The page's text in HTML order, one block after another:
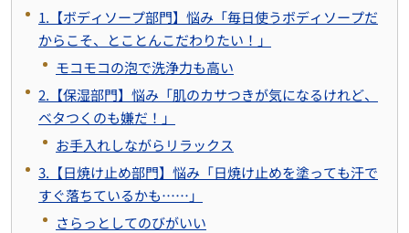
1.【ボディソープ部門】悩み「毎日使うボディソープだ
からこそ、とことんこだわりたい！」
モコモコの泡で洗浄力も高い
2.【保湿部門】悩み「肌のカサつきが気になるけれど、
ベタつくのも嫌だ！」
お手入れしながらリラックス
3.【日焼け止め部門】悩み「日焼け止めを塗っても汗で
すぐ落ちているかも……」
さらっとしてのびがいい